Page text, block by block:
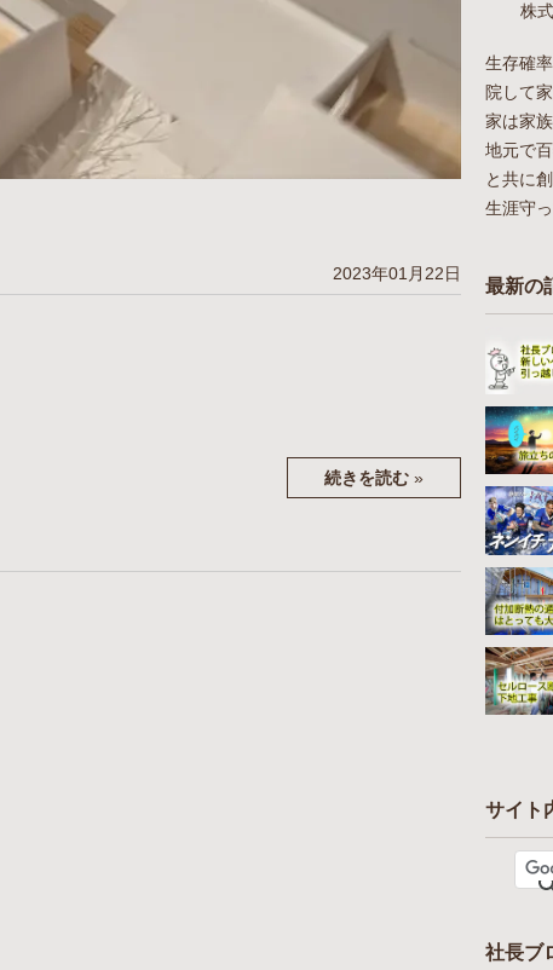
2023年01月22日
続きを読む »
株
生存確
院して
家は家
地元で
と共に
生涯守
最新の
サイト
社長ブ